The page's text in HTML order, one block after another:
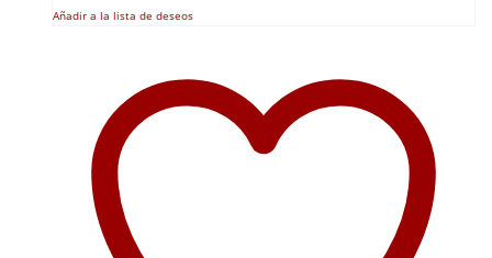
Añadir a la lista de deseos